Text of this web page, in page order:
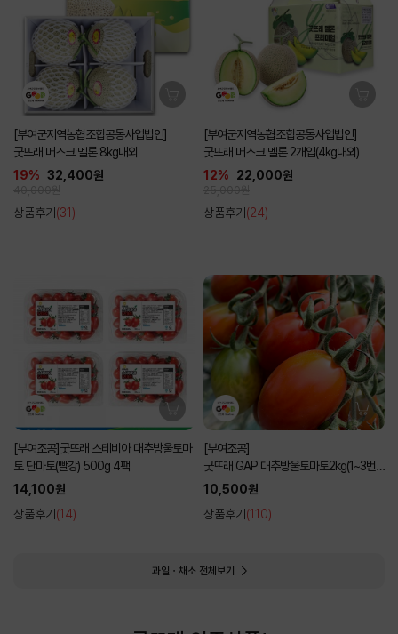
[부여군지역농협조합공동사업법인]
굿뜨래 머스크 멜론 8kg내외
19% 32,400원
상품후기 (31)
[부여군지역농협조합공동사업법인]
굿뜨래 머스크 멜론 2개입(4kg내외)
12%
22,000원
상품후기 (24)
[부여조공]굿뜨래 스테비아 대추방울토마
토 단마토(빨강) 500g 4팩
14,100원
상품후기 (14)
[부여조공]
굿뜨래 GAP 대추방울토마토2kg(1~3번
과 램덤과)
10,500원
상품후기 (110)
과일ㆍ채소 전체보기